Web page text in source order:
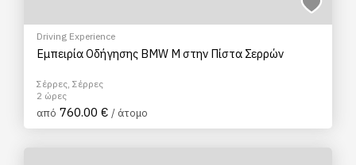
Driving Experience
Εμπειρία Οδήγησης BMW M στην Πίστα Σερρών
Σέρρες, Σέρρες
2 ώρες
από 760.00 € / άτομο